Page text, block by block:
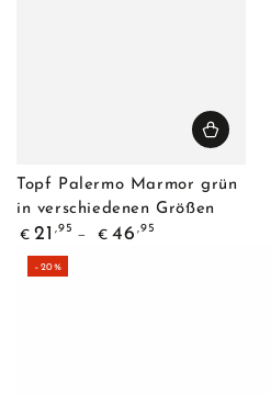
Topf Palermo Marmor grün
in verschiedenen Größen
Regulärer
€ 21 ,95
€ 46 ,95
–20%